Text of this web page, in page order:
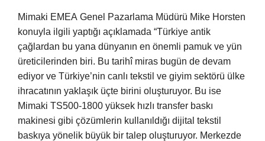
Mimaki EMEA Genel Pazarlama Müdürü Mike Horsten
konuyla ilgili yaptığı açıklamada “Türkiye antik
çağlardan bu yana dünyanın en önemli pamuk ve yün
üreticilerinden biri. Bu tarihî miras bugün de devam
ediyor ve Türkiye’nin canlı tekstil ve giyim sektörü ülke
ihracatının yaklaşık üçte birini oluşturuyor. Bu ise
Mimaki TS500-1800 yüksek hızlı transfer baskı
makinesi gibi çözümlerin kullanıldığı dijital tekstil
baskıya yönelik büyük bir talep oluşturuyor. Merkezde